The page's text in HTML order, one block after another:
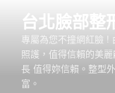
台北臉部整
專屬為您不撞網紅臉 !
照護，值得信賴的美
長 值得妳信賴。整型
富。